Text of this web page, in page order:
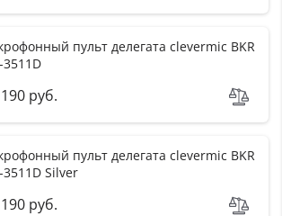
пульт делегата clevermic BKR
3511D
руб.
пульт делегата clevermic BKR
3511D Silver
руб.